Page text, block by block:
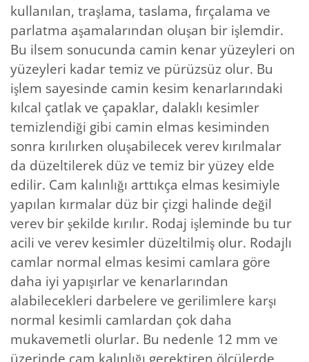
kullanılan, traşlama, taslama, fırçalama ve
parlatma aşamalarından oluşan bir işlemdir.
Bu ilsem sonucunda camin kenar yüzeyleri on
yüzeyleri kadar temiz ve pürüzsüz olur. Bu
işlem sayesinde camin kesim kenarlarındaki
kılcal çatlak ve çapaklar, dalaklı kesimler
temizlendiği gibi camin elmas kesiminden
sonra kırılırken oluşabilecek verev kırılmalar
da düzeltilerek düz ve temiz bir yüzey elde
edilir. Cam kalınlığı arttıkça elmas kesimiyle
yapılan kırmalar düz bir çizgi halinde değil
verev bir şekilde kırılır. Rodaj işleminde bu tur
acili ve verev kesimler düzeltilmiş olur. Rodajlı
camlar normal elmas kesimi camlara göre
daha iyi yapışırlar ve kenarlarından
alabilecekleri darbelere ve gerilimlere karşı
normal kesimli camlardan çok daha
mukavemetli olurlar. Bu nedenle 12 mm ve
üzerinde cam kalınlığı gerektiren ölçülerde